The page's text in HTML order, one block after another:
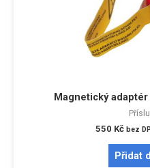
Magnetický
550 Kč bez
Přidat